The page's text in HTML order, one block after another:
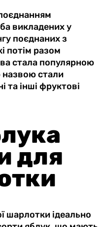
викладених у
поєднаних з
потім разом
стала популярною
назвою стали
та інші фруктові
для
шарлотки ідеально